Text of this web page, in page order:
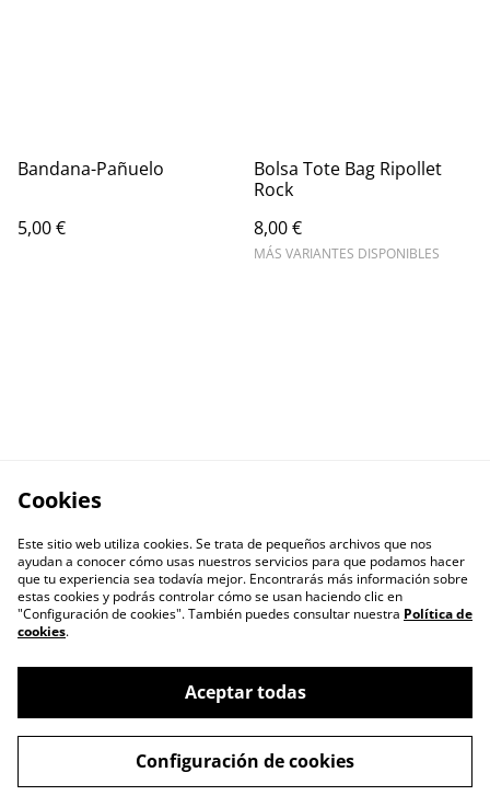
Bandana-Pañuelo
5,00 €
Bolsa Tote Bag Ripollet
Rock
8,00 €
MÁS VARIANTES DISPONIBLES
Contacto
Términos Legales
Política Privacidad
Política Cookies
Cookies
Este sitio web utiliza cookies. Se trata de pequeños archivos que nos
ayudan a conocer cómo usas nuestros servicios para que podamos hacer
que tu experiencia sea todavía mejor. Encontrarás más información sobre
estas cookies y podrás controlar cómo se usan haciendo clic en
"Configuración de cookies". También puedes consultar nuestra Política de
cookies.
Aceptar todas
Configuración de cookies